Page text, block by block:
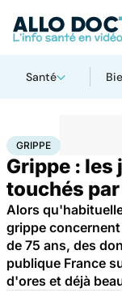
Santé
AccueilSanté
GRIPPE
Grippe :
touchés
Alors
grippe
de 75 ans, des
publique France
d'ores et déjà